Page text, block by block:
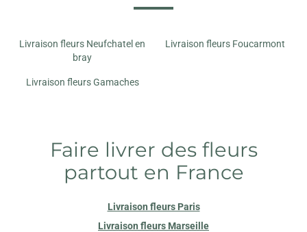
Livraison fleurs Neufchatel en
bray
Livraison fleurs Foucarmont
Livraison fleurs Gamaches
Faire livrer des fleurs
partout en France
Livraison fleurs Paris
Livraison fleurs Marseille